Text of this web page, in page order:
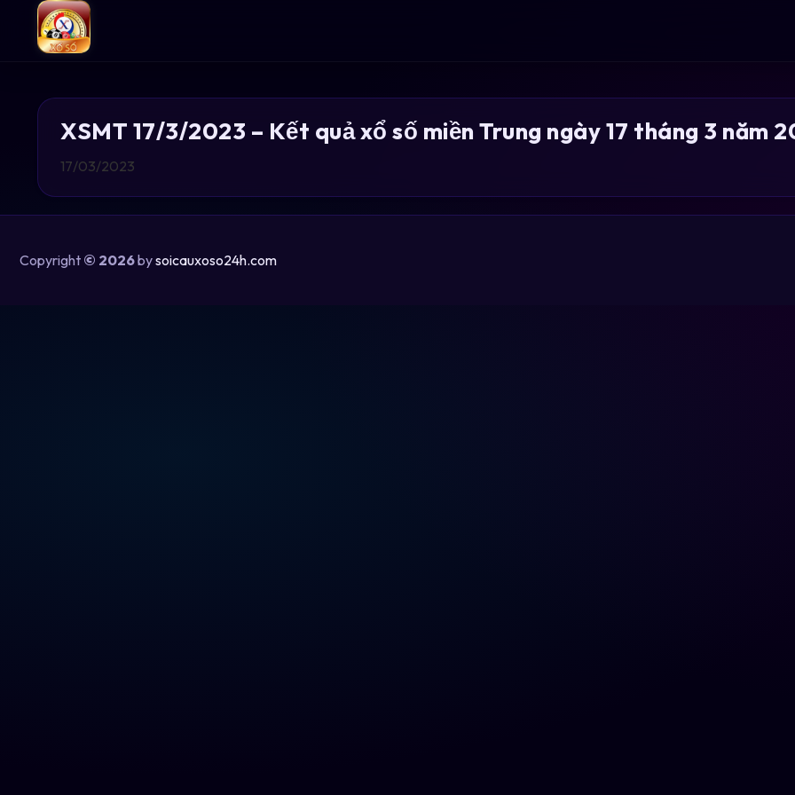
XSMT 17/3/2023 – Kết quả xổ số miền Trung ngày 17 tháng 3 năm
17/03/2023
Copyright © 2026bysoicauxoso24h.com